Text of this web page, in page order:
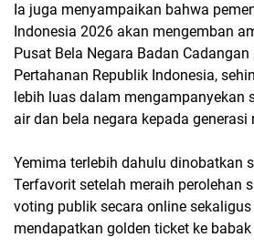
Ia juga menyampaikan bahwa
Indonesia 2026 akan mengemban
Pusat Bela Negara Badan
Pertahanan Republik Indonesia,
lebih luas dalam mengampanyekan
air dan bela negara kepada generasi
Yemima terlebih dahulu dinobatkan
Terfavorit setelah meraih perolehan
voting publik secara online
mendapatkan golden ticket ke babak